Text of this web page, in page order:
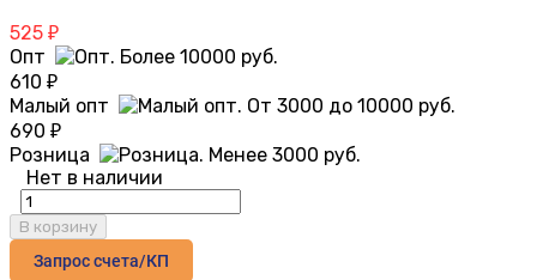
525 ₽
Опт
610 ₽
Малый опт
690 ₽
Розница
Нет в наличии
В корзину
Запрос счета/КП